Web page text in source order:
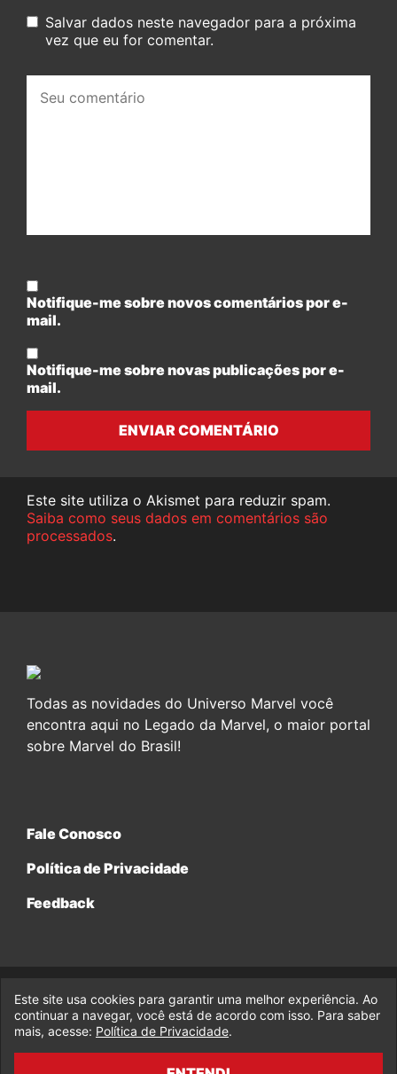
Salvar dados neste navegador para a próxima
vez que eu for comentar.
comentário:
Notifique-me sobre novos comentários por e-
mail.
Notifique-me sobre novas publicações por e-
mail.
ENVIAR COMENTÁRIO
Este site utiliza o Akismet para reduzir spam.
Saiba como seus dados em comentários são
processados.
Todas as novidades do Universo Marvel você
encontra aqui no Legado da Marvel, o maior portal
sobre Marvel do Brasil!
Fale Conosco
Política de Privacidade
Feedback
© 2017-2026 Legado da Marvel, uma empresa da Legado
Enterprises.
fabiolobo
Este site usa cookies para garantir uma melhor experiência. Ao
continuar a navegar, você está de acordo com isso. Para saber
mais, acesse: Política de Privacidade.